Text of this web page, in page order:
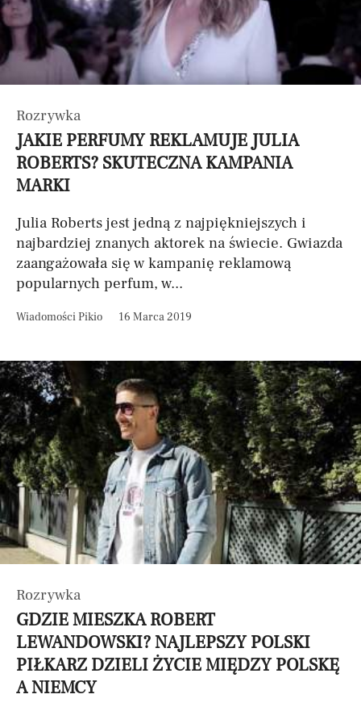
Rozrywka
JAKIE PERFUMY REKLAMUJE JULIA
ROBERTS? SKUTECZNA KAMPANIA
MARKI
Julia Roberts jest jedną z najpiękniejszych i
najbardziej znanych aktorek na świecie. Gwiazda
zaangażowała się w kampanię reklamową
popularnych perfum, w...
Wiadomości Pikio 16 Marca 2019
Rozrywka
GDZIE MIESZKA ROBERT
LEWANDOWSKI? NAJLEPSZY POLSKI
PIŁKARZ DZIELI ŻYCIE MIĘDZY POLSKĘ
A NIEMCY